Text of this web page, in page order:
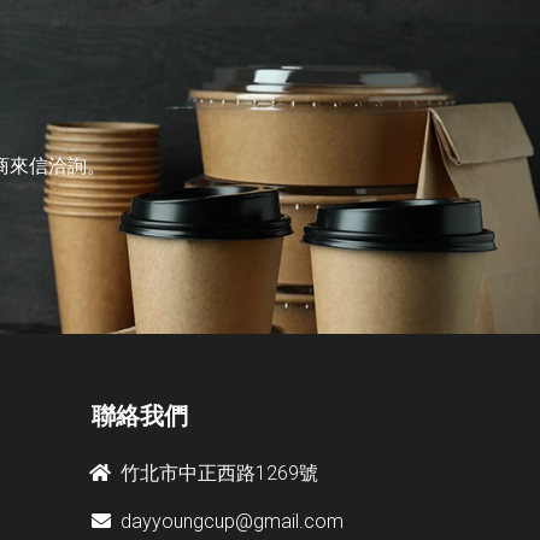
來信洽詢。
聯絡我們
竹北市中正西路1269號
dayyoungcup@gmail.com